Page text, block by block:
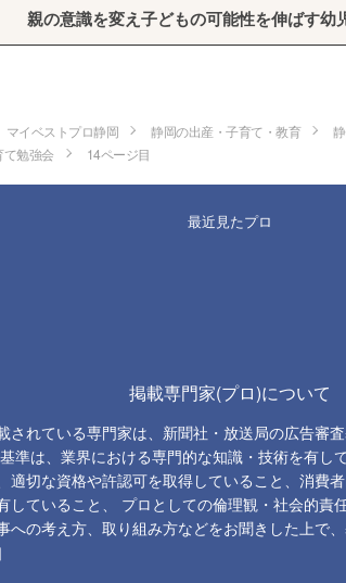
親の意識を変え子どもの可能性を伸ばす幼
マイベストプロ静岡 静岡の出産・子育て・教育
勉強会 14ページ目
最近見たプロ
掲載専門家(プロ)について
されている専門家は、新聞社・放送局の広告審
準は、業界における専門的な知識・技術を有し
適切な資格や許認可を取得していること、消費
していること、 プロとしての倫理観・社会的責
への考え方、取り組み方などをお聞きした上で